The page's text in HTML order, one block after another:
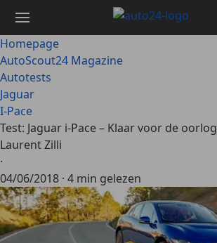
naar
hoofdinhoud
Homepage
AutoScout24 Magazine
Autotests
Jaguar
I-Pace
Test: Jaguar i-Pace – Klaar voor de oorlog
Laurent Zilli
·
04/06/2018 · 4 min gelezen